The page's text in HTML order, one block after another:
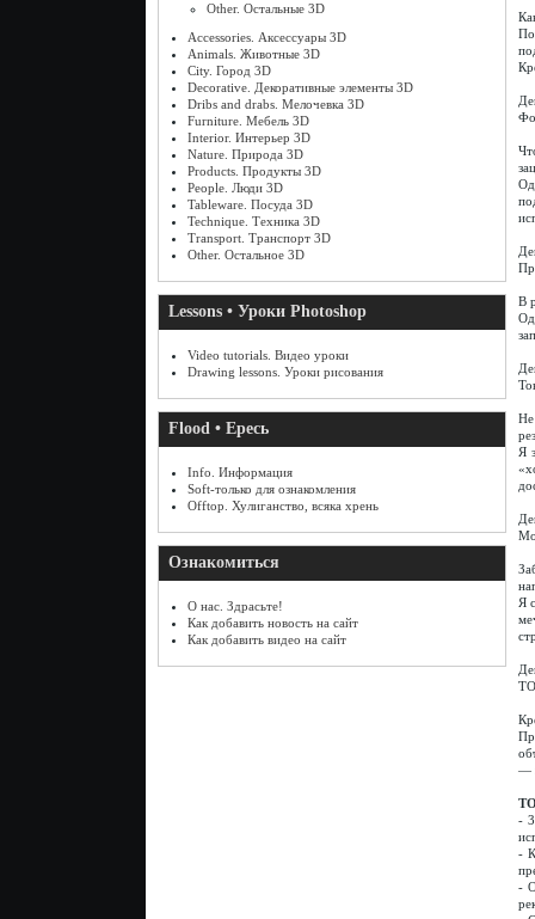
Other. Остальные 3D
Accessories. Аксессуары 3D
Animals. Животные 3D
City. Город 3D
Decorative. Декоративные элементы 3D
Dribs and drabs. Мелочевка 3D
Furniture. Мебель 3D
Interior. Интерьер 3D
Nature. Природа 3D
Products. Продукты 3D
People. Люди 3D
Tableware. Посуда 3D
Technique. Техника 3D
Transport. Транспорт 3D
Other. Остальное 3D
Lessons • Уроки Photoshop
Video tutorials. Видео уроки
Drawing lessons. Уроки рисования
Flood • Ересь
Info. Информация
Soft-только для ознакомления
Offtop. Хулиганство, всяка хрень
Ознакомиться
О нас. Здрасьте!
Как добавить новость на сайт
Как добавить видео на сайт
В
Я
Я
—
-
-
-